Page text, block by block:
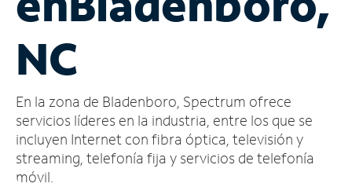
cuenta
Encuentra
tienda
NC
En la zona de Bladenboro, Spectrum ofrece
servicios líderes en la industria, entre los que se
incluyen Internet con fibra óptica, televisión y
streaming, telefonía fija y servicios de telefonía
móvil.